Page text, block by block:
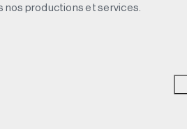
nos productions et services.